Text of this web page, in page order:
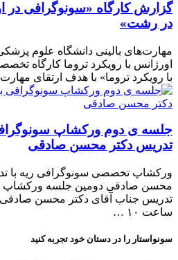
گزارش کارگاه «سونوگرافی در
در رشت»
مهارت‌های بالینی دانشگاه علوم
اورژانس با رویکرد تروما کارگاه
با رویکرد تروما» با هدف ارتقای
جلسه ی دوم ورکشاپ
تدریس دکتر محسن صادقی
ورکشاپ تخصصی سونوگرافی ریه با
محسن صادقی دومین جلسه ورکشاپ
ساعت ۱۰ …
سونواستار را در دستان خود تجربه کنید